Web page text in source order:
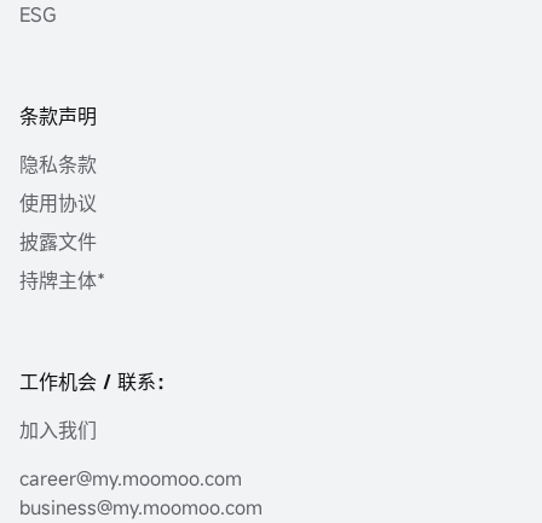
ESG
条款声明
隐私条款
使用协议
披露文件
持牌主体*
工作机会 / 联系：
加入我们
career@my.moomoo.com
business@my.moomoo.com